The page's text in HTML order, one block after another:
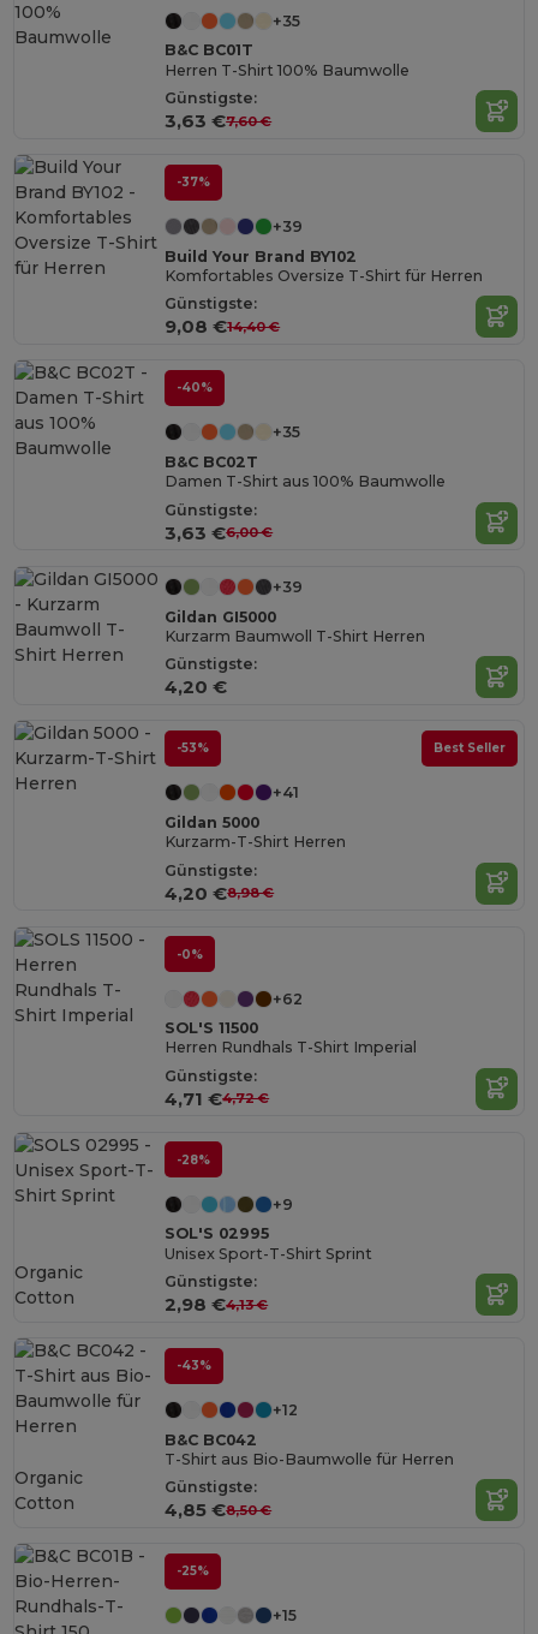
+35
B&C BC01T
Herren T-Shirt 100% Baumwolle
Günstigste:
3,63 €7,60 €
-37%
+39
Build Your Brand BY102
Komfortables Oversize T-Shirt für Herren
Günstigste:
9,08 €14,40 €
-40%
+35
B&C BC02T
Damen T-Shirt aus 100% Baumwolle
Günstigste:
3,63 €6,00 €
+39
Gildan GI5000
Kurzarm Baumwoll T-Shirt Herren
Günstigste:
4,20 €
-53% Best Seller
+41
Gildan 5000
Kurzarm-T-Shirt Herren
Günstigste:
4,20 €8,98 €
-0%
+62
SOL'S 11500
Herren Rundhals T-Shirt Imperial
Günstigste:
4,71 €4,72 €
-28%
+9
SOL'S 02995
Unisex Sport-T-Shirt Sprint
Günstigste:
2,98 €4,13 €
Organic
Cotton
-43%
+12
B&C BC042
T-Shirt aus Bio-Baumwolle für Herren
Günstigste:
4,85 €8,50 €
Organic
Cotton
-25%
+15